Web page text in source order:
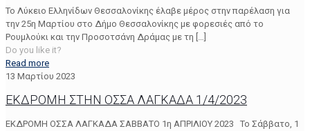
Το Λύκειο Ελληνίδων Θεσσαλονίκης έλαβε μέρος στην παρέλαση για
την 25η Μαρτίου στο Δήμο Θεσσαλονίκης με φορεσιές από το
Ρουμλούκι και την Προσοτσάνη Δράμας με τη […]
Do you like it?
Read more
13 Μαρτίου 2023
ΕΚΔΡΟΜΗ ΣΤΗΝ ΟΣΣΑ ΛΑΓΚΑΔΑ 1/4/2023
ΕΚΔΡΟΜΗ ΟΣΣΑ ΛΑΓΚΑΔΑ ΣΑΒΒΑΤΟ 1η ΑΠΡΙΛΙΟΥ 2023 Το Σάββατο, 1